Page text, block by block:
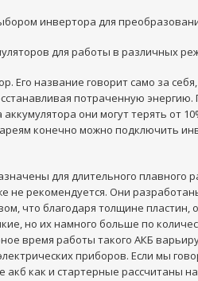
инвертора для
для работы в различных
Его название говорит само за
потраченную
аккумулятора они могут терять от
конечно можно подключить
для длительного плавного
не рекомендуется. Они
что благодаря толщине пластин,
но их намного больше по
время работы такого АКБ
приборов. Если мы
акб как и стартерные рассчитаны